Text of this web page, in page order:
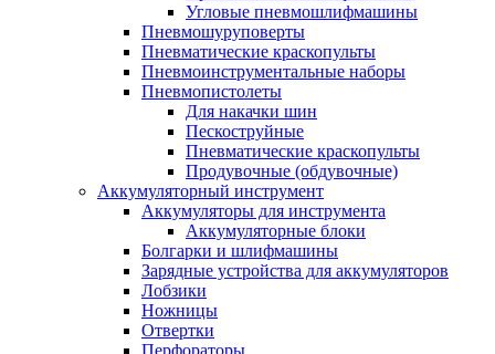
Угловые пневмошлифмашины
Пневмошуруповерты
Пневматические краскопульты
Пневмоинструментальные наборы
Пневмопистолеты
Для накачки шин
Пескоструйные
Пневматические краскопульты
Продувочные (обдувочные)
Аккумуляторный инструмент
Аккумуляторы для инструмента
Аккумуляторные блоки
Болгарки и шлифмашины
Зарядные устройства для аккумуляторов
Лобзики
Ножницы
Отвертки
Перфораторы